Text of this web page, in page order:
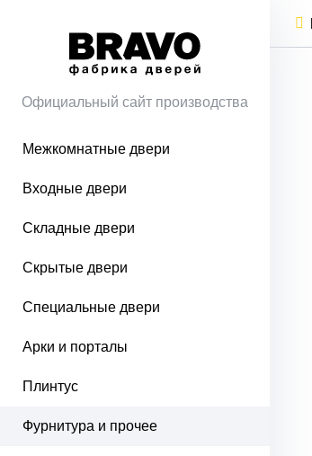
Официальный сайт производства
Межкомнатные двери
Входные двери
Складные двери
Скрытые двери
Специальные двери
Арки и порталы
Плинтус
Фурнитура и прочее